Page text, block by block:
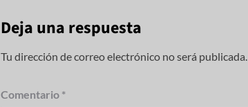
Deja una respuesta
Tu dirección de correo electrónico no será publicada.
Comentario *